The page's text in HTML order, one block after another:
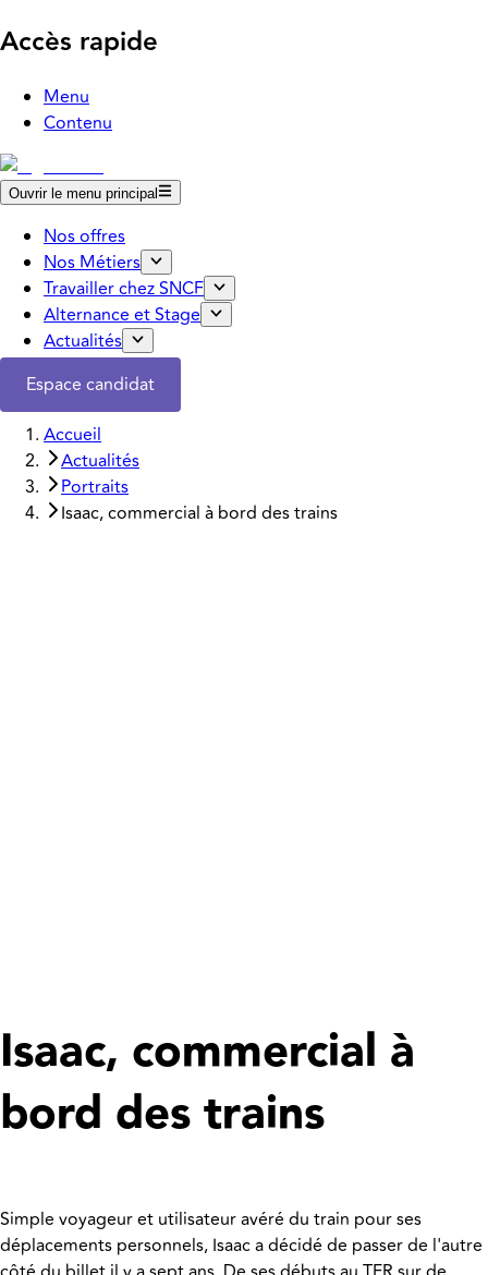
Accès rapide
Menu
Contenu
Ouvrir le menu principal
Nos offres
Nos Métiers
Travailler chez SNCF
Alternance et Stage
Actualités
Espace candidat
Accueil
Actualités
Portraits
Isaac, commercial à bord des trains
Isaac, commercial à
bord des trains
Simple voyageur et utilisateur avéré du train pour ses
déplacements personnels, Isaac a décidé de passer de l'autre